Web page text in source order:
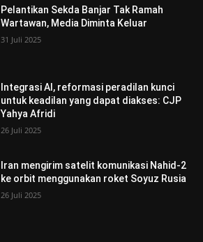
Pelantikan Sekda Banjar Tak Ramah
Wartawan, Media Diminta Keluar
31 Juli 2025
Integrasi AI, reformasi peradilan kunci
untuk keadilan yang dapat diakses: CJP
Yahya Afridi
26 Juli 2025
Iran mengirim satelit komunikasi Nahid-2
ke orbit menggunakan roket Soyuz Rusia
26 Juli 2025